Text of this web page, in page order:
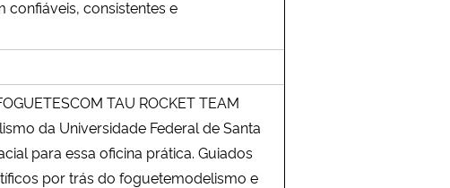
consistentes e
TAU ROCKET TEAM
da Universidade Federal de Santa
para essa oficina prática. Guiados
por trás do foguetemodelismo e